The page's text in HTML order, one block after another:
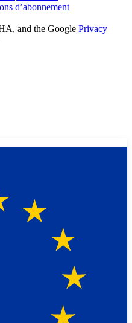
d’abonnement
and the Google Privacy